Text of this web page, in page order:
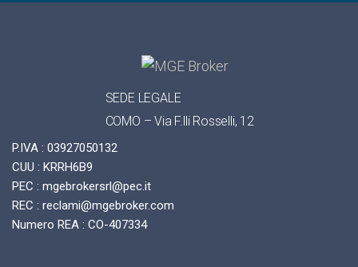
SEDE LEGALE
COMO – Via F.lli Rosselli, 12
P.IVA : 03927050132
CUU : KRRH6B9
PEC : mgebrokersrl@pec.it
REC : reclami@mgebroker.com
Numero REA : CO-407334